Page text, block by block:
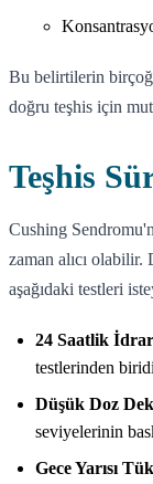
Bu belirtilerin
doğru teşhis için
Teşhis
Cushing
zaman alıcı
aşağıdaki testleri
24 Saatlik
testlerinden
Düşük Doz
seviyelerinin
Gece Yarısı